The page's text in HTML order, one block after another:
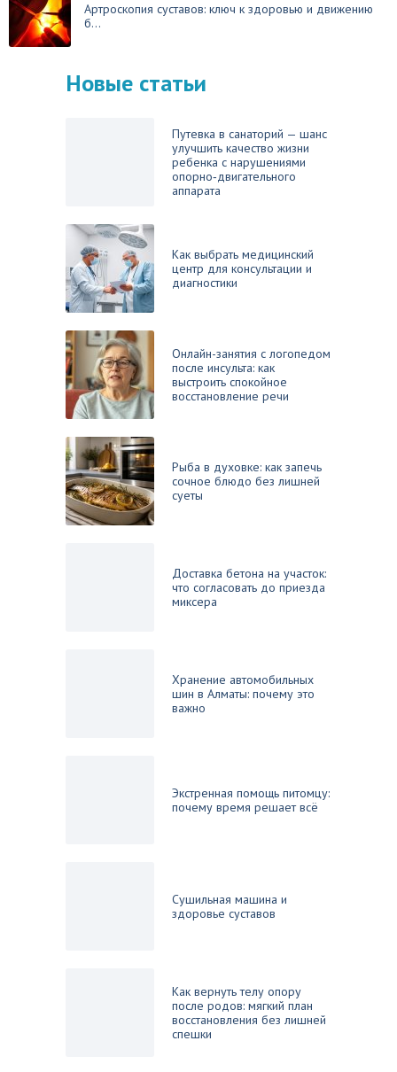
Артроскопия суставов: ключ к здоровью и движению
б...
Новые статьи
Путевка в санаторий — шанс
улучшить качество жизни
ребенка с нарушениями
опорно‑двигательного
аппарата
Как выбрать медицинский
центр для консультации и
диагностики
Онлайн-занятия с логопедом
после инсульта: как
выстроить спокойное
восстановление речи
Рыба в духовке: как запечь
сочное блюдо без лишней
суеты
Доставка бетона на участок:
что согласовать до приезда
миксера
Хранение автомобильных
шин в Алматы: почему это
важно
Экстренная помощь питомцу:
почему время решает всё
Сушильная машина и
здоровье суставов
Как вернуть телу опору
после родов: мягкий план
восстановления без лишней
спешки